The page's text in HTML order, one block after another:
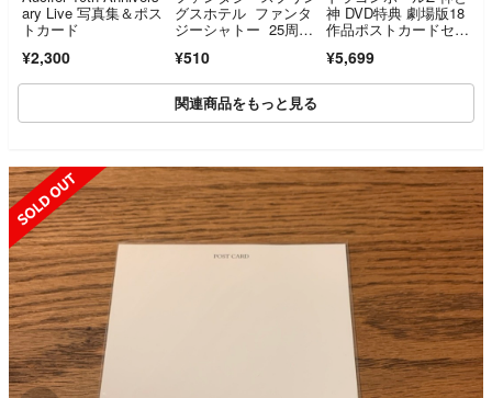
ary Live 写真集＆ポス
トカード
¥2,300
グスホテル ファンタ
ジーシャトー 25周年
¥510
神 DVD特典 劇場版18
作品ポストカードセッ
¥5,699
関連商品をもっと見る
SOLD OUT